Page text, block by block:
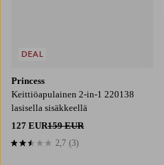
Princess
Keittiöapulainen 2-in-1 220138
lasisella sisäkkeellä
127 EUR159 EUR
2,7 perustuen 3 arvosanaan
2,7 (3)
DEAL